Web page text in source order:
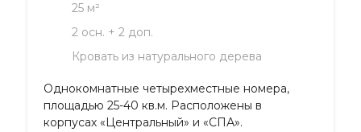
25 м²
2 осн. + 2 доп.
Кровать из натурального дерева
Однокомнатные четырехместные номера,
площадью 25-40 кв.м. Расположены в
корпусах «Центральный» и «СПА».